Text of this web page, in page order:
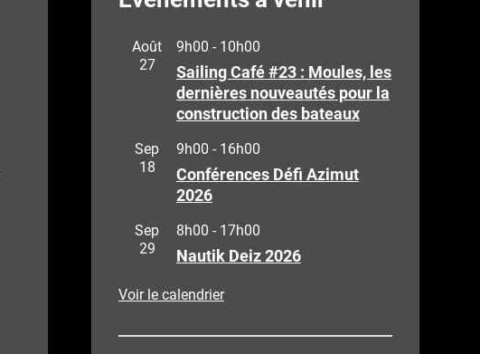
Août
27
9h00 - 10h00
Sailing Café #23 : Moules, les
dernières nouveautés pour la
construction des bateaux
Sep
18
9h00 - 16h00
Conférences Défi Azimut
2026
Sep
29
8h00 - 17h00
Nautik Deiz 2026
Voir le calendrier